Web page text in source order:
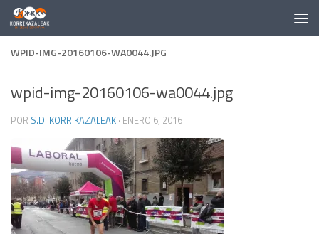
Saltar al contenido
WPID-IMG-20160106-WA0044.JPG
wpid-img-20160106-wa0044.jpg
POR S.D. KORRIKAZALEAK · ENERO 6, 2016